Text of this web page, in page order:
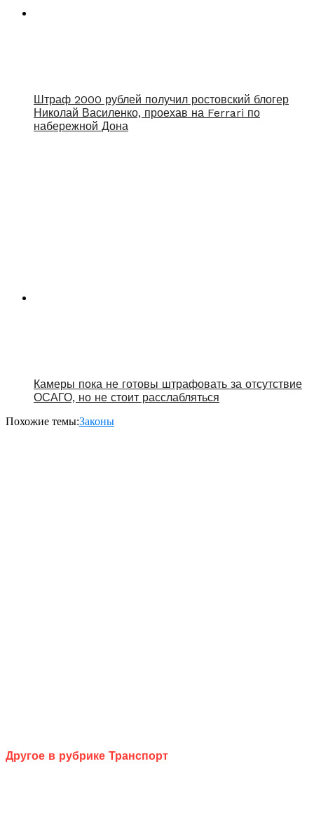
Штраф 2000 рублей получил ростовский блогер
Николай Василенко, проехав на Ferrari по
набережной Дона
Камеры пока не готовы штрафовать за отсутствие
ОСАГО, но не стоит расслабляться
Похожие темы:Законы
Другое в рубрике Транспорт